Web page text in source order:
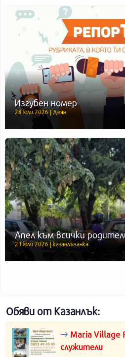
Изгубен номер
28 юли 2026 | Деян
Апел към всички
23 юли 2026 | казанлъчанка
Обяви от Казанлък:
Maria Village
служители